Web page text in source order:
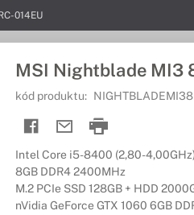
014EU
MSI Nightblade MI3
kód produktu:
Intel Core i5-8400 (2,80-
8GB DDR4 2400MHz
M.2 PCIe SSD 128GB + HDD
nVidia GeForce GTX 1060 6GB